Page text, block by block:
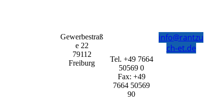
Gewerbestraß
e 22
79112
Freiburg
Tel. +49 7664
50569 0
Fax: +49
7664 50569
90
info@rantzu
ch-et.de